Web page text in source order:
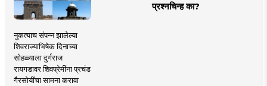
प्रश्नचिन्ह का?
नुकत्याच संपन्न झालेल्या
शिवराज्याभिषेक दिनाच्या
सोहळ्याला दुर्गराज
रायगडावर शिवप्रेमींना प्रचंड
गैरसोयींचा सामना करावा